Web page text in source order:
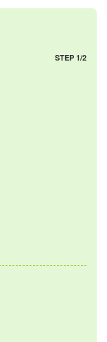
STEP 1/2